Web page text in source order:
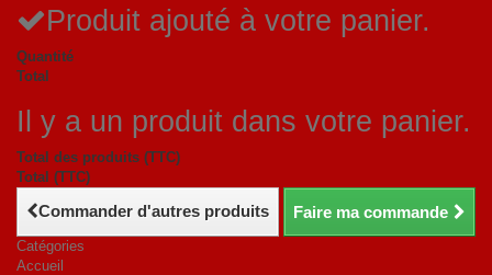
Produit ajouté à votre panier.
Quantité
Total
Il y a un produit dans votre panier.
Total des produits (TTC)
Total (TTC)
Commander d'autres produits Faire ma commande
Catégories
Accueil